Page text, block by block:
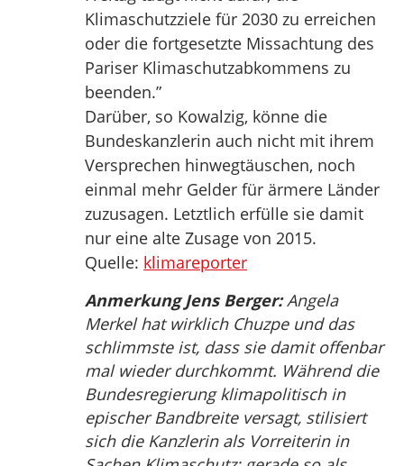
Klimaschutzziele für 2030 zu erreichen
oder die fortgesetzte Missachtung des
Pariser Klimaschutzabkommens zu
beenden.”
Darüber, so Kowalzig, könne die
Bundeskanzlerin auch nicht mit ihrem
Versprechen hinwegtäuschen, noch
einmal mehr Gelder für ärmere Länder
zuzusagen. Letztlich erfülle sie damit
nur eine alte Zusage von 2015.
Quelle: klimareporter
Anmerkung Jens Berger:Angela
Merkel hat wirklich Chuzpe und das
schlimmste ist, dass sie damit offenbar
mal wieder durchkommt. Während die
Bundesregierung klimapolitisch in
epischer Bandbreite versagt, stilisiert
sich die Kanzlerin als Vorreiterin in